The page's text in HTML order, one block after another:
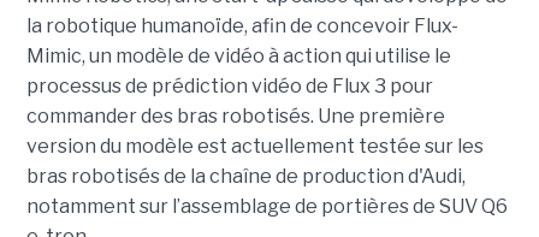
la robotique humanoïde, afin de concevoir Flux-
Mimic, un modèle de vidéo à action qui utilise le
processus de prédiction vidéo de Flux 3 pour
commander des bras robotisés. Une première
version du modèle est actuellement testée sur les
bras robotisés de la chaîne de production d'Audi,
notamment sur l’assemblage de portières de SUV Q6